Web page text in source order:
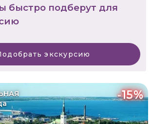
быстро подберут для
экскурсию
-15%